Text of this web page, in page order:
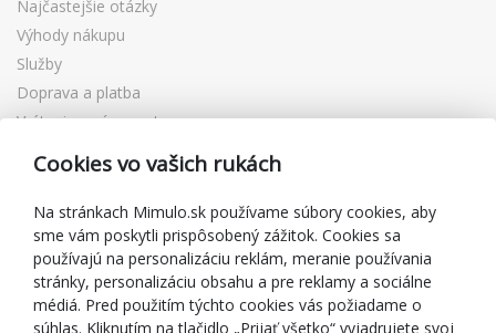
Najčastejšie otázky
Výhody nákupu
Služby
Doprava a platba
Vrátenie a výmena tovaru
Darčekové poukážky
Zľavové kupóny
Blog
O predajcovi
Mimulo.sk
Cookies vo vašich rukách
Na stránkach Mimulo.sk používame súbory cookies, aby
sme vám poskytli prispôsobený zážitok. Cookies sa
používajú na personalizáciu reklám, meranie používania
stránky, personalizáciu obsahu a pre reklamy a sociálne
médiá. Pred použitím týchto cookies vás požiadame o
súhlas. Kliknutím na tlačidlo „Prijať všetko“ vyjadrujete svoj